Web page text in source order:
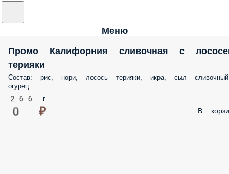
Меню
Промо Калифорния сливочная с
терияки
Состав: рис, нори, лосось терияки, икра, сыл
огурец
266 г.
0 ₽ В